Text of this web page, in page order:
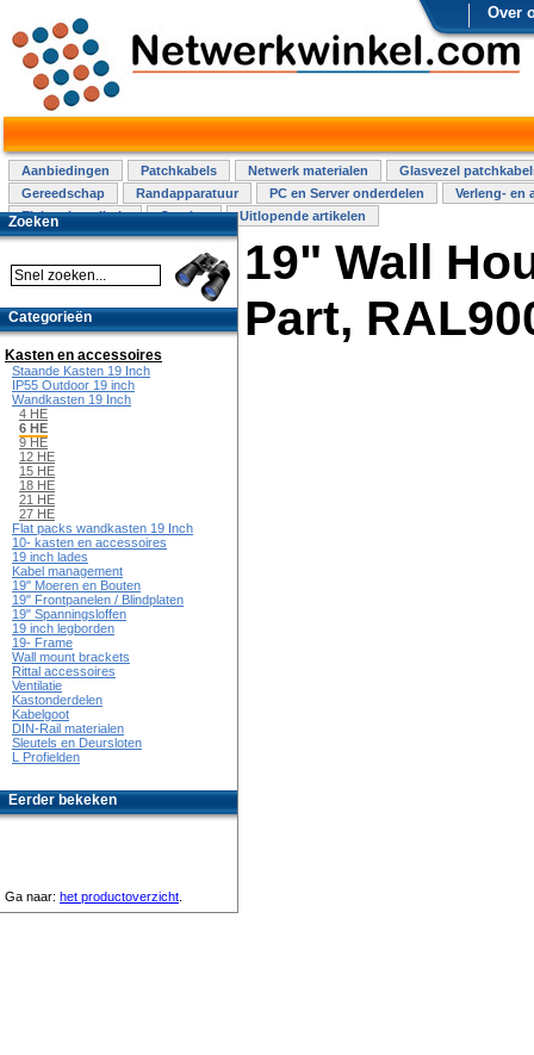
Over
Aanbiedingen Patchkabels Netwerk materialen
Glasvezel
Gereedschap
Randapparatuur PC en Server onderdelen
Verleng- en
Elektra installatie
Overige Uitlopende artikelen
19" Wall
Part,
Zoeken
Categorieën
Kasten en accessoires
Staande Kasten 19 Inch
IP55 Outdoor 19 inch
Wandkasten 19 Inch
4 HE
6 HE
9 HE
12 HE
15 HE
18 HE
21 HE
27 HE
Flat packs wandkasten 19 Inch
10- kasten en accessoires
19 inch lades
Kabel management
19" Moeren en Bouten
19" Frontpanelen / Blindplaten
19" Spanningsloffen
19 inch legborden
19- Frame
Wall mount brackets
Rittal accessoires
Ventilatie
Kastonderdelen
Kabelgoot
DIN-Rail materialen
Sleutels en Deursloten
L Profielden
Eerder bekeken
Ga naar: het productoverzicht